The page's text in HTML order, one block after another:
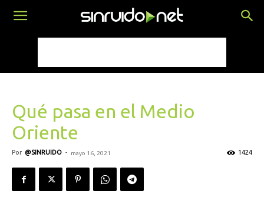
Qué pasa en el Medio
Oriente
Por @SINRUIDO - mayo 16, 2021 1424